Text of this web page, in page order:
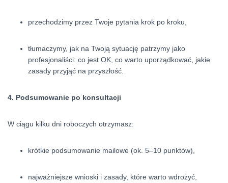
przechodzimy przez Twoje pytania krok po kroku,
tłumaczymy, jak na Twoją sytuację patrzymy jako
profesjonaliści: co jest OK, co warto uporządkować, jakie
zasady przyjąć na przyszłość.
4. Podsumowanie po konsultacji
W ciągu kilku dni roboczych otrzymasz:
krótkie podsumowanie mailowe (ok. 5–10 punktów),
najważniejsze wnioski i zasady, które warto wdrożyć,